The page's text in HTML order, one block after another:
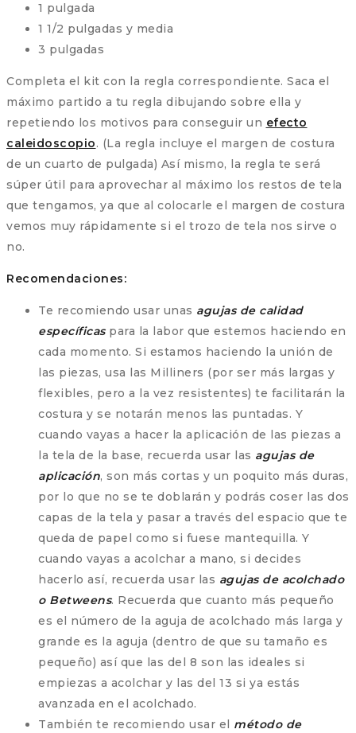
1 pulgada
1 1/2 pulgadas y media
3 pulgadas
Completa el kit con la regla correspondiente. Saca el
máximo partido a tu regla dibujando sobre ella y
repetiendo los motivos para conseguir un efecto
caleidoscopio. (La regla incluye el margen de costura
de un cuarto de pulgada) Así mismo, la regla te será
súper útil para aprovechar al máximo los restos de tela
que tengamos, ya que al colocarle el margen de costura
vemos muy rápidamente si el trozo de tela nos sirve o
no.
Recomendaciones:
Te recomiendo usar unas agujas de calidad
específicaspara la labor que estemos haciendo en
cada momento. Si estamos haciendo la unión de
las piezas, usa las Milliners (por ser más largas y
flexibles, pero a la vez resistentes) te facilitarán la
costura y se notarán menos las puntadas. Y
cuando vayas a hacer la aplicación de las piezas a
la tela de la base, recuerda usar las agujas de
aplicación, son más cortas y un poquito más duras,
por lo que no se te doblarán y podrás coser las dos
capas de la tela y pasar a través del espacio que te
queda de papel como si fuese mantequilla. Y
cuando vayas a acolchar a mano, si decides
hacerlo así, recuerda usar las agujas de acolchado
o Betweens. Recuerda que cuanto más pequeño
es el número de la aguja de acolchado más larga y
grande es la aguja (dentro de que su tamaño es
pequeño) así que las del 8 son las ideales si
empiezas a acolchar y las del 13 si ya estás
avanzada en el acolchado.
También te recomiendo usar el método de